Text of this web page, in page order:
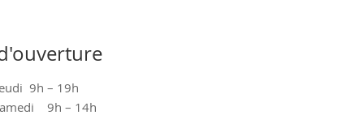
9h – 19h
9h – 14h